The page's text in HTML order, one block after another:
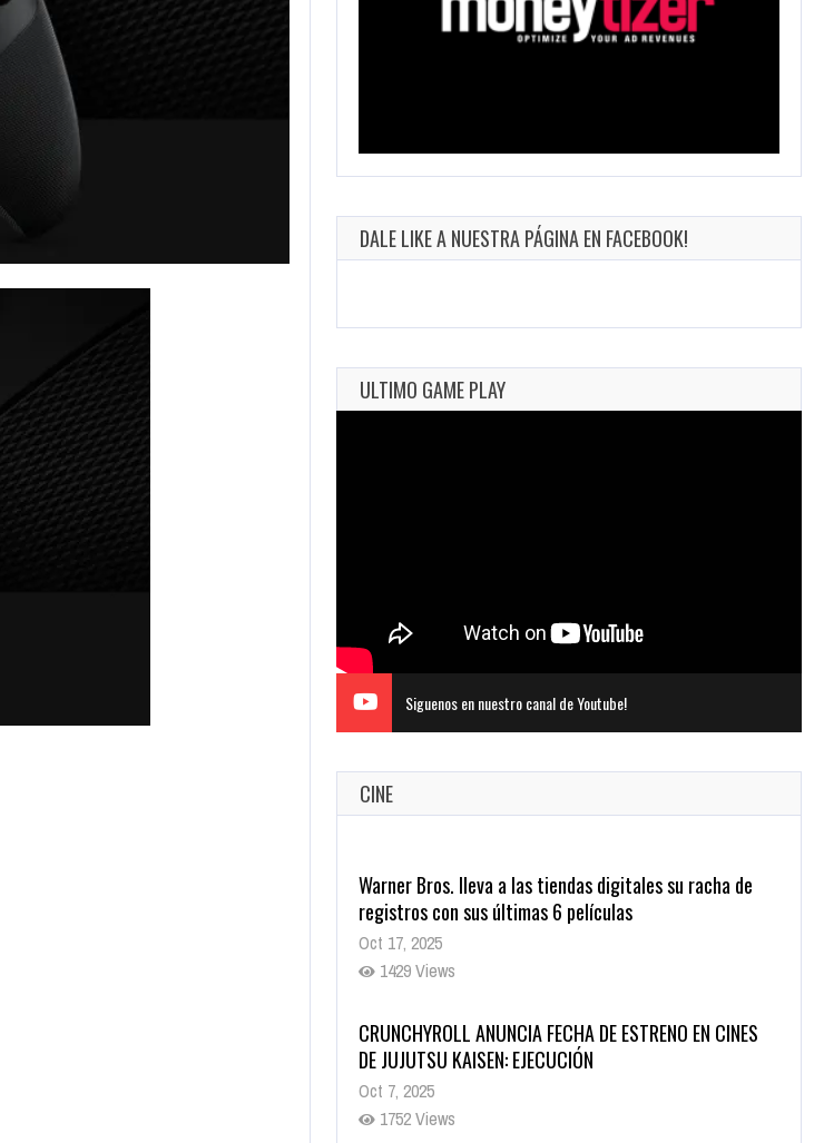
DALE LIKE A NUESTRA PÁGINA EN FACEBOOK!
ULTIMO GAME PLAY
Siguenos en nuestro canal de Youtube!
CINE
Warner Bros. lleva a las tiendas digitales su racha de
registros con sus últimas 6 películas
Oct 17, 2025
1429 Views
CRUNCHYROLL ANUNCIA FECHA DE ESTRENO EN CINES
DE JUJUTSU KAISEN: EJECUCIÓN
Oct 7, 2025
1752 Views